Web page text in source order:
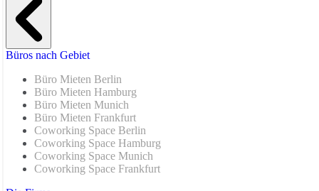
Büros nach Gebiet
Büro Mieten Berlin
Büro Mieten Hamburg
Büro Mieten Munich
Büro Mieten Frankfurt
Coworking Space Berlin
Coworking Space Hamburg
Coworking Space Munich
Coworking Space Frankfurt